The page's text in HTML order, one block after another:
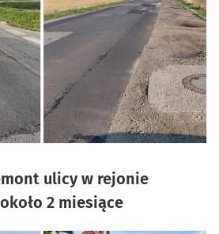
ulicy w rejonie
2 miesiące